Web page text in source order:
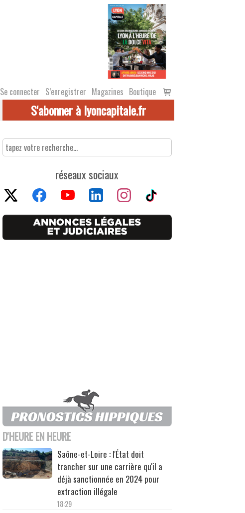
Se connecter S’enregistrer Magazines Boutique
Voir
le
S'abonner à lyoncapitale.fr
réseaux sociaux
D'HEURE EN HEURE
Saône-et-Loire : l'État doit
trancher sur une carrière qu'il a
déjà sanctionnée en 2024 pour
extraction illégale
18:29